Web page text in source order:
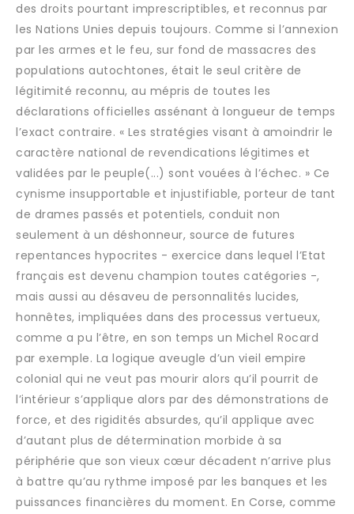
des droits pourtant imprescriptibles, et reconnus par
les Nations Unies depuis toujours. Comme si l’annexion
par les armes et le feu, sur fond de massacres des
populations autochtones, était le seul critère de
légitimité reconnu, au mépris de toutes les
déclarations officielles assénant à longueur de temps
l’exact contraire. « Les stratégies visant à amoindrir le
caractère national de revendications légitimes et
validées par le peuple(...) sont vouées à l’échec. » Ce
cynisme insupportable et injustifiable, porteur de tant
de drames passés et potentiels, conduit non
seulement à un déshonneur, source de futures
repentances hypocrites - exercice dans lequel l’Etat
français est devenu champion toutes catégories -,
mais aussi au désaveu de personnalités lucides,
honnêtes, impliquées dans des processus vertueux,
comme a pu l’être, en son temps un Michel Rocard
par exemple. La logique aveugle d’un vieil empire
colonial qui ne veut pas mourir alors qu’il pourrit de
l’intérieur s’applique alors par des démonstrations de
force, et des rigidités absurdes, qu’il applique avec
d’autant plus de détermination morbide à sa
périphérie que son vieux cœur décadent n’arrive plus
à battre qu’au rythme imposé par les banques et les
puissances financières du moment. En Corse, comme